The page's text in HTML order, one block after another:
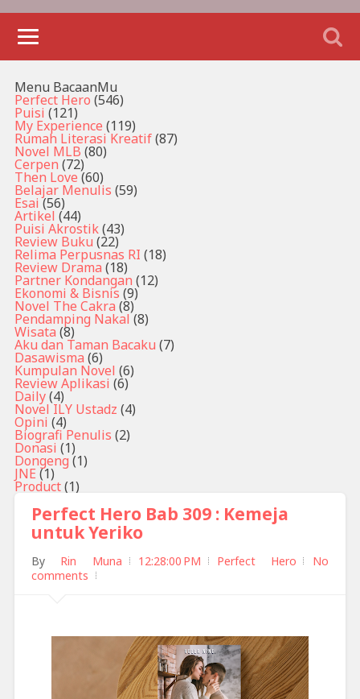
Menu BacaanMu
Perfect Hero (546)
Puisi (121)
My Experience (119)
Rumah Literasi Kreatif(87)
Novel MLB (80)
Cerpen (72)
Then Love (60)
Belajar Menulis (59)
Esai (56)
Artikel (44)
Puisi Akrostik(43)
Review Buku (22)
Relima Perpusnas RI (18)
Review Drama (18)
Partner Kondangan (12)
Ekonomi & Bisnis (9)
Novel The Cakra (8)
Pendamping Nakal (8)
Wisata (8)
Aku dan Taman Bacaku (7)
Dasawisma (6)
Kumpulan Novel (6)
Review Aplikasi (6)
Daily(4)
Novel ILY Ustadz (4)
Opini (4)
Biografi Penulis (2)
Donasi (1)
Dongeng (1)
JNE (1)
Product(1)
Perfect Hero Bab 309 : Kemeja
untuk Yeriko
By Rin Muna 12:28:00 PM Perfect Hero
No
comments